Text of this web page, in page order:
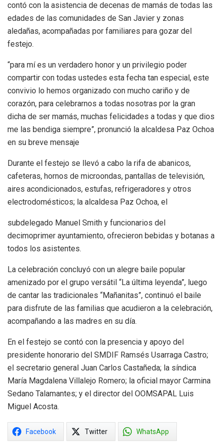
contó con la asistencia de decenas de mamás de todas las
edades de las comunidades de San Javier y zonas
aledañas, acompañadas por familiares para gozar del
festejo.
“para mí es un verdadero honor y un privilegio poder
compartir con todas ustedes esta fecha tan especial, este
convivio lo hemos organizado con mucho cariño y de
corazón, para celebrarnos a todas nosotras por la gran
dicha de ser mamás, muchas felicidades a todas y que dios
me las bendiga siempre”, pronunció la alcaldesa Paz Ochoa
en su breve mensaje
Durante el festejo se llevó a cabo la rifa de abanicos,
cafeteras, hornos de microondas, pantallas de televisión,
aires acondicionados, estufas, refrigeradores y otros
electrodomésticos; la alcaldesa Paz Ochoa, el
subdelegado Manuel Smith y funcionarios del
decimoprimer ayuntamiento, ofrecieron bebidas y botanas a
todos los asistentes.
La celebración concluyó con un alegre baile popular
amenizado por el grupo versátil “La última leyenda”, luego
de cantar las tradicionales “Mañanitas”, continuó el baile
para disfrute de las familias que acudieron a la celebración,
acompañando a las madres en su día.
En el festejo se contó con la presencia y apoyo del
presidente honorario del SMDIF Ramsés Usarraga Castro;
el secretario general Juan Carlos Castañeda; la síndica
María Magdalena Villalejo Romero; la oficial mayor Carmina
Sedano Talamantes; y el director del OOMSAPAL Luis
Miguel Acosta.
Facebook Twitter WhatsApp